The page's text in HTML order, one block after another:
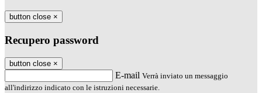
button close ×
Recupero password
button close ×
E-mail Verrà inviato un messaggio
all'indirizzo indicato con le istruzioni necessarie.